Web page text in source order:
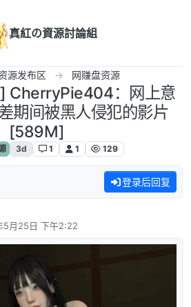
真紅の資源討論組
源发布区 网赚盘资源
CherryPie404：网上意
期间被黑人侵犯的影片
[589M]
3d 1 1 129
登录后回复
5月25日 下午2:22